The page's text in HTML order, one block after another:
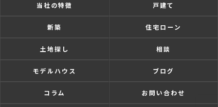
当社の特徴 戸建て
新築 住宅ローン
土地探し 相談
モデルハウス ブログ
コラム お問い合わせ